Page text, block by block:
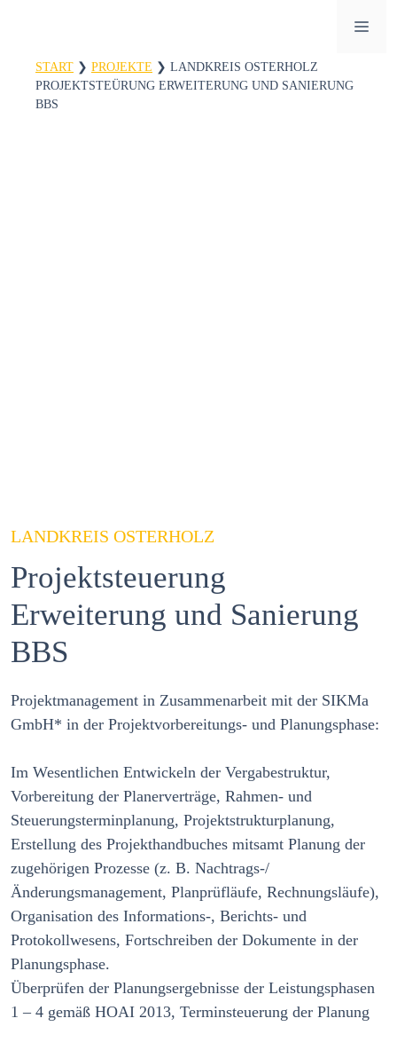
springenSTART ❯ PROJEKTE ❯ LANDKREIS OSTERHOLZ
PROJEKTSTEÜRUNG ERWEITERUNG UND SANIERUNG
BBS
LANDKREIS OSTERHOLZ
Projektsteuerung
Erweiterung und Sanierung
BBS
Projektmanagement in Zusammenarbeit mit der SIKMa
GmbH* in der Projektvorbereitungs- und Planungsphase:
Im Wesentlichen Entwickeln der Vergabestruktur,
Vorbereitung der Planerverträge, Rahmen- und
Steuerungsterminplanung, Projektstrukturplanung,
Erstellung des Projekthandbuches mitsamt Planung der
zugehörigen Prozesse (z. B. Nachtrags-/
Änderungsmanagement, Planprüfläufe, Rechnungsläufe),
Organisation des Informations-, Berichts- und
Protokollwesens, Fortschreiben der Dokumente in der
Planungsphase.
Überprüfen der Planungsergebnisse der Leistungsphasen
1 – 4 gemäß HOAI 2013, Terminsteuerung der Planung